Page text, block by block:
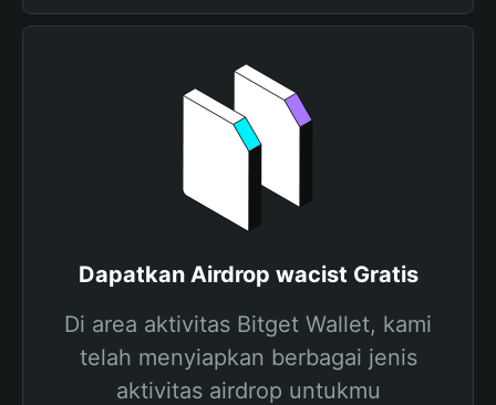
Dapatkan Airdrop wacist Gratis
Di area aktivitas Bitget Wallet, kami
telah menyiapkan berbagai jenis
aktivitas airdrop untukmu